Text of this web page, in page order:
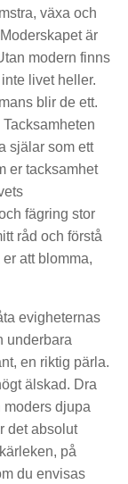
växa och
är
modern finns
livet heller.
blir de ett.
själar som ett
er tacksamhet
fägring stor
råd och förstå
att blomma,
evigheternas
underbara
en riktig pärla.
älskad. Dra
moders djupa
det absolut
på
du envisas